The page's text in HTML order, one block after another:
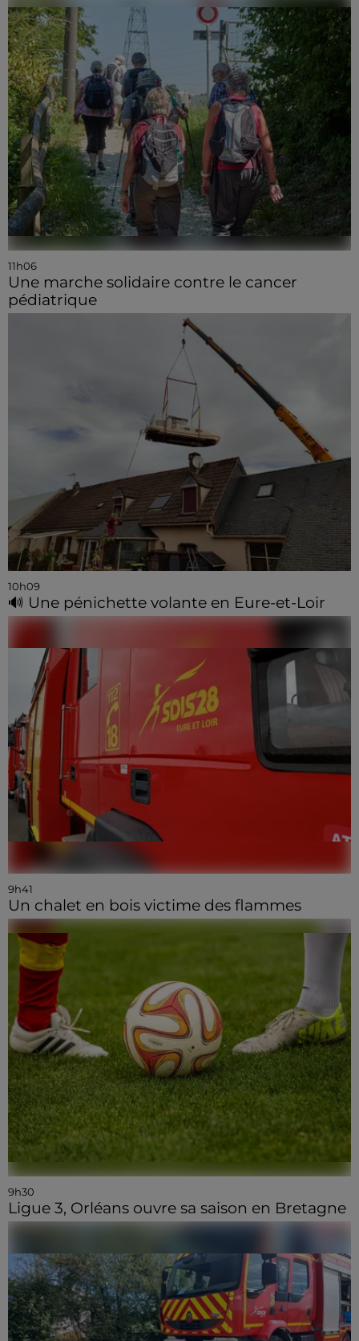
11h06
Une marche solidaire contre le cancer
pédiatrique
10h09
🔊 Une pénichette volante en Eure-et-Loir
9h41
Un chalet en bois victime des flammes
9h30
Ligue 3, Orléans ouvre sa saison en Bretagne